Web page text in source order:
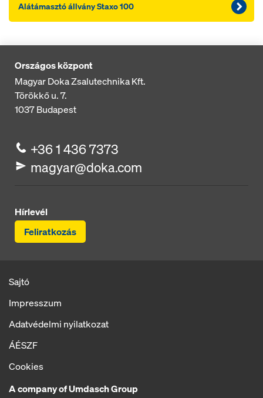
Alátámasztó állvány Staxo 100
Országos központ
Magyar Doka Zsalutechnika Kft.
Törökkő u. 7.
1037Budapest
+36 1 436 7373
magyar@doka.com
Hírlevél
Feliratkozás
Sajtó
Impresszum
Adatvédelmi nyilatkozat
ÁÉSZF
Cookies
A company of Umdasch Group